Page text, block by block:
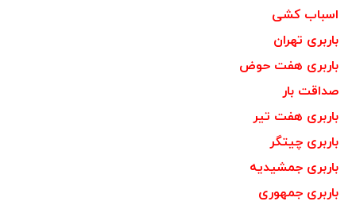
اسباب کشی
باربری تهران
باربری هفت حوض
صداقت بار
باربری هفت تیر
باربری چیتگر
باربری جمشیدیه
باربری جمهوری